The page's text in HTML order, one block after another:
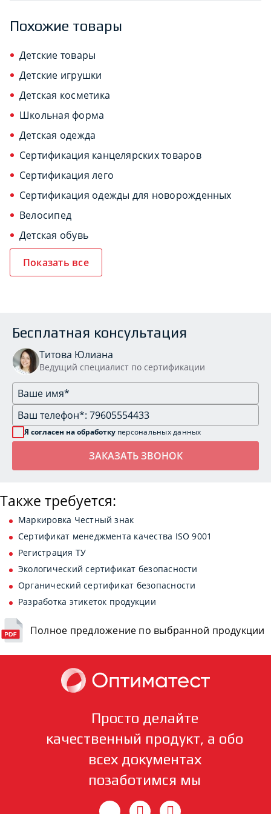
Похожие товары
Детские товары
Детские игрушки
Детская косметика
Школьная форма
Детская одежда
Сертификация канцелярских товаров
Сертификация лего
Сертификация одежды для новорожденных
Велосипед
Детская обувь
Показать все
Бесплатная консультация
Титова Юлиана
Ведущий специалист по сертификации
Я согласен на обработку персональных данных
Также требуется:
Маркировка Честный знак
Сертификат менеджмента качества ISO 9001
Регистрация ТУ
Экологический сертификат безопасности
Органический сертификат безопасности
Разработка этикеток продукции
Полное предложение по выбранной продукции
Просто делайте
качественный продукт, а обо
всех документах
позаботимся мы